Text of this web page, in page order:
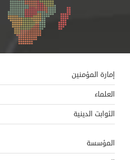
إمارة المؤمنين
العلماء
الثوابت الدينية
المؤسسة